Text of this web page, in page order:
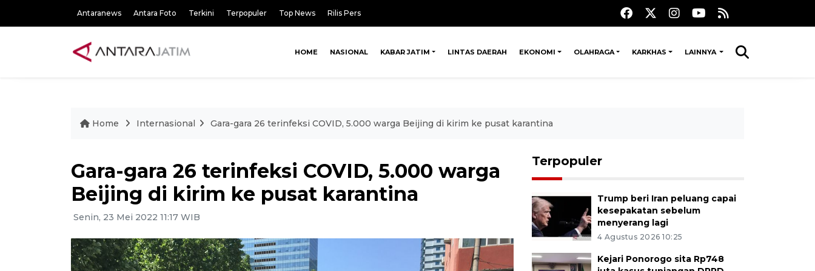
Antaranews Antara Foto Terkini Terpopuler Top News Rilis Pers
HOME NASIONAL KABAR JATIM LINTAS DAERAH EKONOMI OLAHRAGA KARKHAS LAINNYA
Home Internasional Gara-gara 26 terinfeksi COVID, 5.000 warga Beijing di kirim ke pusat karantina
Gara-gara 26 terinfeksi COVID, 5.000 warga
Beijing di kirim ke pusat karantina
Senin, 23 Mei 2022 11:17 WIB
Terpopuler
Trump beri Iran peluang capai
kesepakatan sebelum
menyerang lagi
4 Agustus 2026 10:25
Kejari Ponorogo sita Rp748